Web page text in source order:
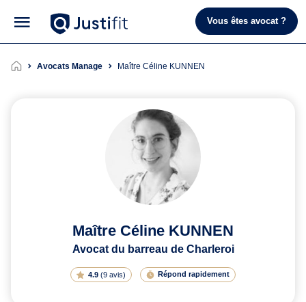
Vous êtes avocat ?
Avocats Manage Maître Céline KUNNEN
Maître Céline KUNNEN
Avocat du barreau de Charleroi
4.9 (9 avis) Répond rapidement